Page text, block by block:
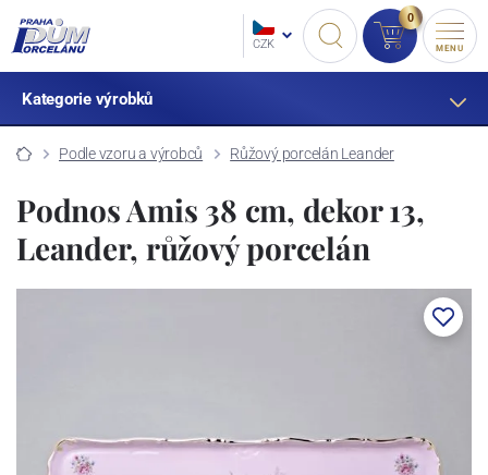
CZK
0
MENU
Kategorie výrobků
Podle vzoru a výrobců Růžový porcelán Leander
Podnos Amis 38 cm, dekor 13,
Leander, růžový porcelán